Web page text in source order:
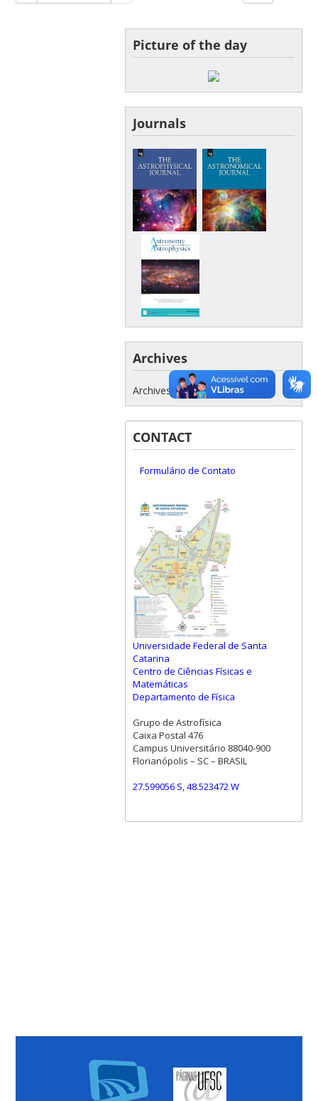
Picture of the day
Journals
Archives
Archives
CONTACT
Formulário de Contato
Universidade Federal de Santa
Catarina
Centro de Ciências Físicas e
Matemáticas
Departamento de Física
Grupo de Astrofísica
Caixa Postal 476
Campus Universitário 88040-900
Florianópolis – SC – BRASIL
27.599056 S, 48.523472 W